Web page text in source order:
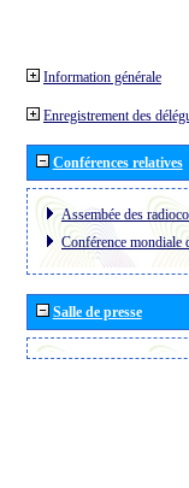
Information générale
Enregistrement des
Conférences relatives
Assembée des
Conférence
Salle de presse